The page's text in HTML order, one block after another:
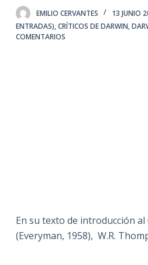
e
n
EMILIO CERVANTES 13 JUNIO
ENTRADAS),CRÍTICOS DE DARWIN,
COMENTARIOS
En su texto de introducción al
(Everyman, 1958), W.R.